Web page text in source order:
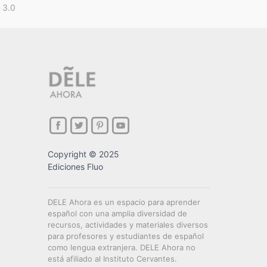
3.0
Copyright © 2025
Ediciones Fluo
DELE Ahora es un espacio para aprender
español con una amplia diversidad de
recursos, actividades y materiales diversos
para profesores y estudiantes de español
como lengua extranjera. DELE Ahora no
está afiliado al Instituto Cervantes.